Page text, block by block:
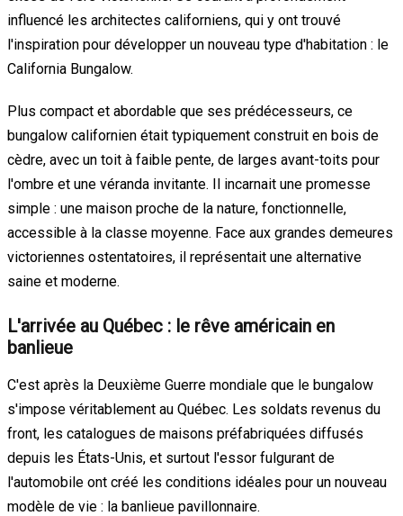
influencé les architectes californiens, qui y ont trouvé
l'inspiration pour développer un nouveau type d'habitation : le
California Bungalow.
Plus compact et abordable que ses prédécesseurs, ce
bungalow californien était typiquement construit en bois de
cèdre, avec un toit à faible pente, de larges avant-toits pour
l'ombre et une véranda invitante. Il incarnait une promesse
simple : une maison proche de la nature, fonctionnelle,
accessible à la classe moyenne. Face aux grandes demeures
victoriennes ostentatoires, il représentait une alternative
saine et moderne.
L'arrivée au Québec : le rêve américain en
banlieue
C'est après la Deuxième Guerre mondiale que le bungalow
s'impose véritablement au Québec. Les soldats revenus du
front, les catalogues de maisons préfabriquées diffusés
depuis les États-Unis, et surtout l'essor fulgurant de
l'automobile ont créé les conditions idéales pour un nouveau
modèle de vie : la banlieue pavillonnaire.